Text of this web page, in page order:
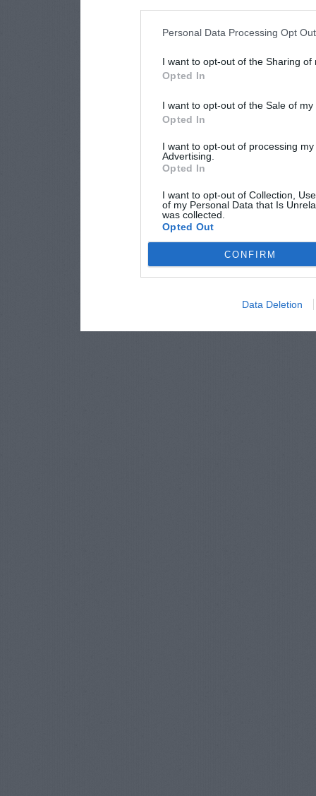
Personal Data Processing Opt
I want to opt-out of the Sharing of
Opted In
I want to opt-out of the Sale of
Opted In
I want to opt-out of processing
Advertising.
Opted In
I want to opt-out of Collection,
of my Personal Data that Is
was collected.
Opted Out
CONFIRM
Data Deletion